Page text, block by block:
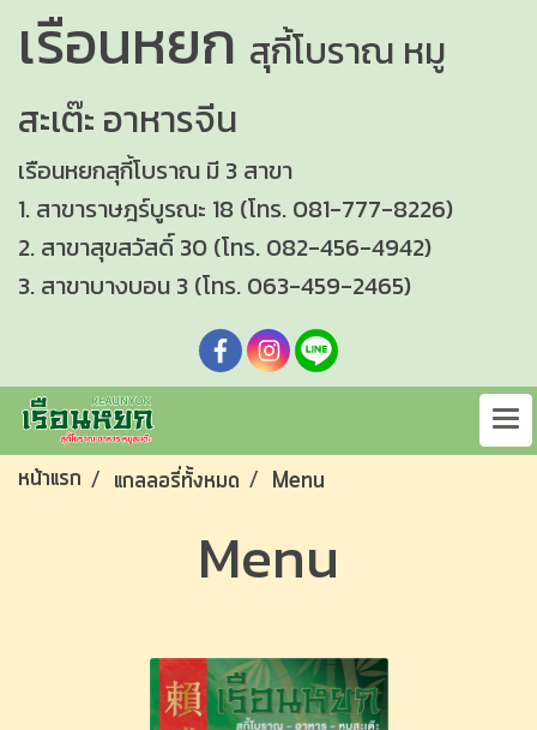
เรือนหยก สุกี้โบราณ หมู
สะเต๊ะ อาหารจีน
เรือนหยกสุกี้โบราณ มี 3 สาขา
1. สาขาราษฎร์บูรณะ 18 (โทร. 081-777-8226)
2. สาขาสุขสวัสดิ์ 30 (โทร. 082-456-4942)
3. สาขาบางบอน 3 (โทร. 063-459-2465)
หน้าแรก แกลลอรี่ทั้งหมด Menu
Menu